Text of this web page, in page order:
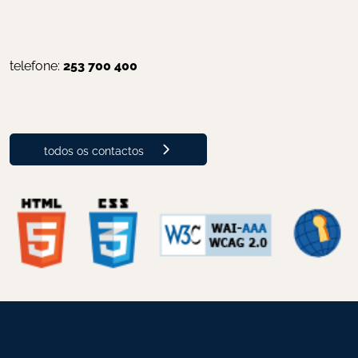
telefone: 253 700 400
todos os contactos